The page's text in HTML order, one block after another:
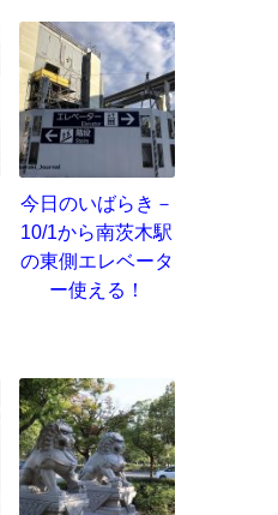
今日のいばらき－
10/1から南茨木駅
の東側エレベータ
ー使える！